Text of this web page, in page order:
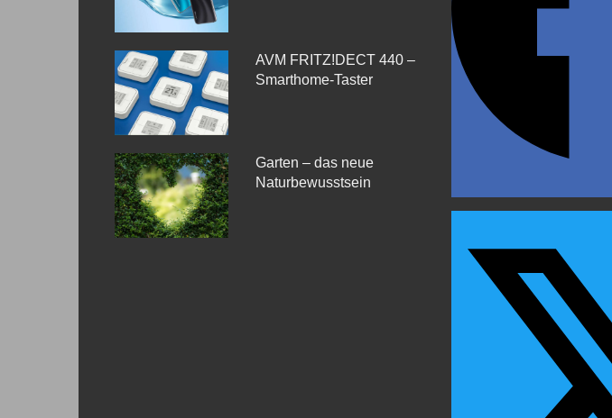
AVM FRITZ!DECT 440 –
Smarthome-Taster
Garten – das neue
Naturbewusstsein